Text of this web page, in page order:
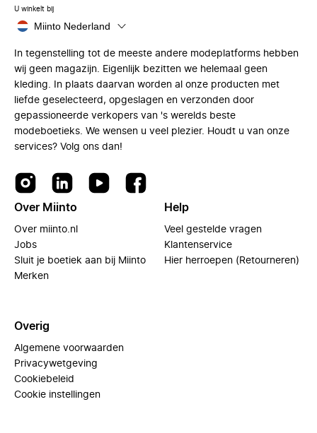
U winkelt bij
Miinto Nederland
In tegenstelling tot de meeste andere modeplatforms hebben
wij geen magazijn. Eigenlijk bezitten we helemaal geen
kleding. In plaats daarvan worden al onze producten met
liefde geselecteerd, opgeslagen en verzonden door
gepassioneerde verkopers van 's werelds beste
modeboetieks. We wensen u veel plezier. Houdt u van onze
services? Volg ons dan!
Over Miinto
Over miinto.nl
Jobs
Sluit je boetiek aan bij Miinto
Merken
Help
Veel gestelde vragen
Klantenservice
Hier herroepen (Retourneren)
Overig
Algemene voorwaarden
Privacywetgeving
Cookiebeleid
Cookie instellingen